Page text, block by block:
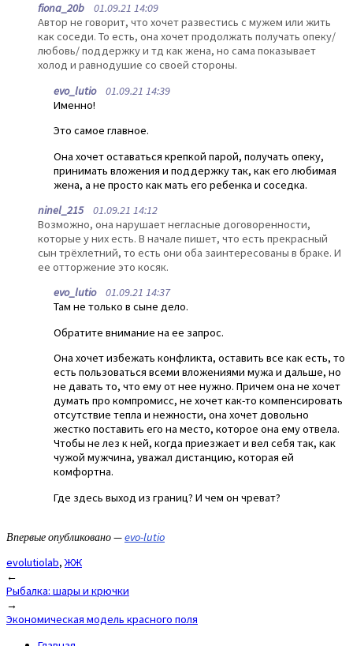
fiona_20b 01.09.21 14:09
Автор не говорит, что хочет развестись с мужем или жить
как соседи. То есть, она хочет продолжать получать опеку/
любовь/ поддержку и тд как жена, но сама показывает
холод и равнодушие со своей стороны.
evo_lutio01.09.21 14:39
Именно!
Это самое главное.
Она хочет оставаться крепкой парой, получать опеку,
принимать вложения и поддержку так, как его любимая
жена, а не просто как мать его ребенка и соседка.
ninel_21501.09.21 14:12
Возможно, она нарушает негласные договоренности,
которые у них есть. В начале пишет, что есть прекрасный
сын трёхлетний, то есть они оба заинтересованы в браке. И
ее отторжение это косяк.
evo_lutio01.09.21 14:37
Там не только в сыне дело.
Обратите внимание на ее запрос.
Она хочет избежать конфликта, оставить все как есть, то
есть пользоваться всеми вложениями мужа и дальше, но
не давать то, что ему от нее нужно. Причем она не хочет
думать про компромисс, не хочет как-то компенсировать
отсутствие тепла и нежности, она хочет довольно
жестко поставить его на место, которое она ему отвела.
Чтобы не лез к ней, когда приезжает и вел себя так, как
чужой мужчина, уважал дистанцию, которая ей
комфортна.
Где здесь выход из границ? И чем он чреват?
Впервые опубликовано —evo-lutio
evolutiolab,ЖЖ
Post
navigation
←
Рыбалка: шары и крючки
→
Экономическая модель красного поля